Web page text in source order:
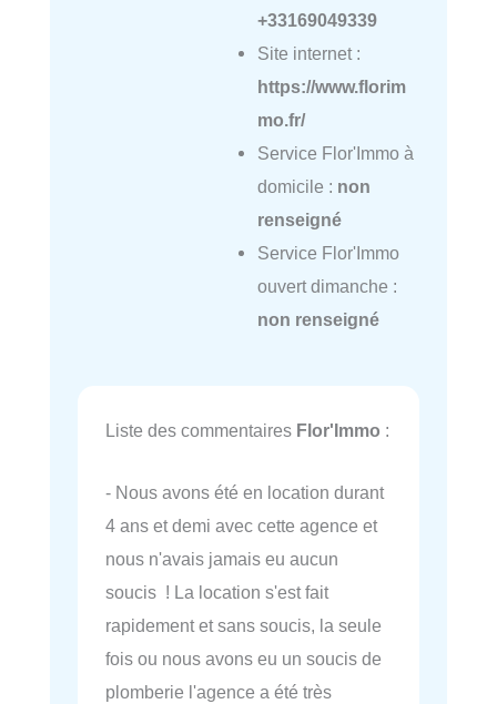
+33169049339
Site internet :
https://www.florim
mo.fr/
Service Flor'Immo à
domicile : non
renseigné
Service Flor'Immo
ouvert dimanche :
non renseigné
Liste des commentaires Flor'Immo :
- Nous avons été en location durant
4 ans et demi avec cette agence et
nous n'avais jamais eu aucun
soucis ! La location s'est fait
rapidement et sans soucis, la seule
fois ou nous avons eu un soucis de
plomberie l'agence a été très